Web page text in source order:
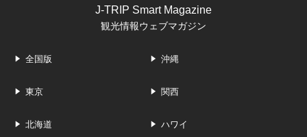
J-TRIP Smart Magazine
観光情報ウェブマガジン
全国版 沖縄
東京 関西
北海道 ハワイ